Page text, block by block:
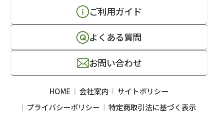
ご利用ガイド
よくある質問
お問い合わせ
HOME 会社案内
サイトポリシー
プライバシーポリシー
特定商取引法に基づく表示